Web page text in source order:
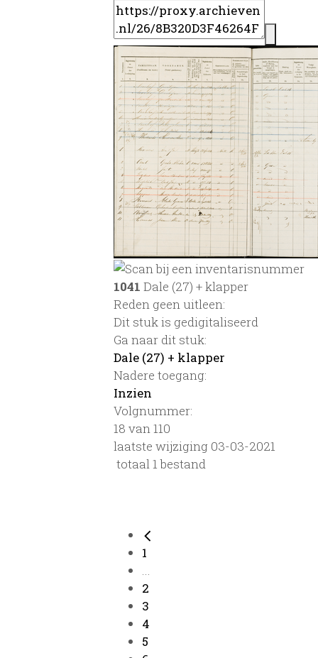
1041 Dale (27) + klapper
Reden geen uitleen:
Dit stuk is gedigitaliseerd
Ga naar dit stuk:
Dale (27) + klapper
Nadere toegang:
Inzien
Volgnummer:
18 van 110
laatste wijziging 03-03-2021
totaal 1 bestand
1
...
2
3
4
5